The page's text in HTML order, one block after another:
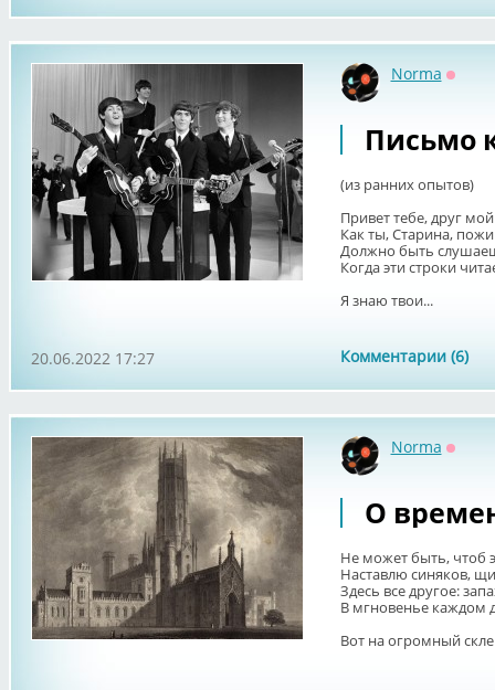
Norma
Письмо
(из ранних опытов)
Привет тебе, друг
Как ты, Старина,
Должно быть
Когда эти строки
Я знаю твои...
Комментарии (6)
20.06.2022 17:27
Norma
О
Не может быть, чтоб
Наставлю синяков,
Здесь все другое:
В мгновенье каждом
Вот на огромный